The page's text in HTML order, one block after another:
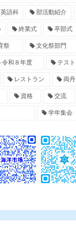
英語科 部活動紹介
終業式 卒部式
祭 文化祭部門
令和８年度 テスト
レストラン 両丹
資格 交流
学年集会